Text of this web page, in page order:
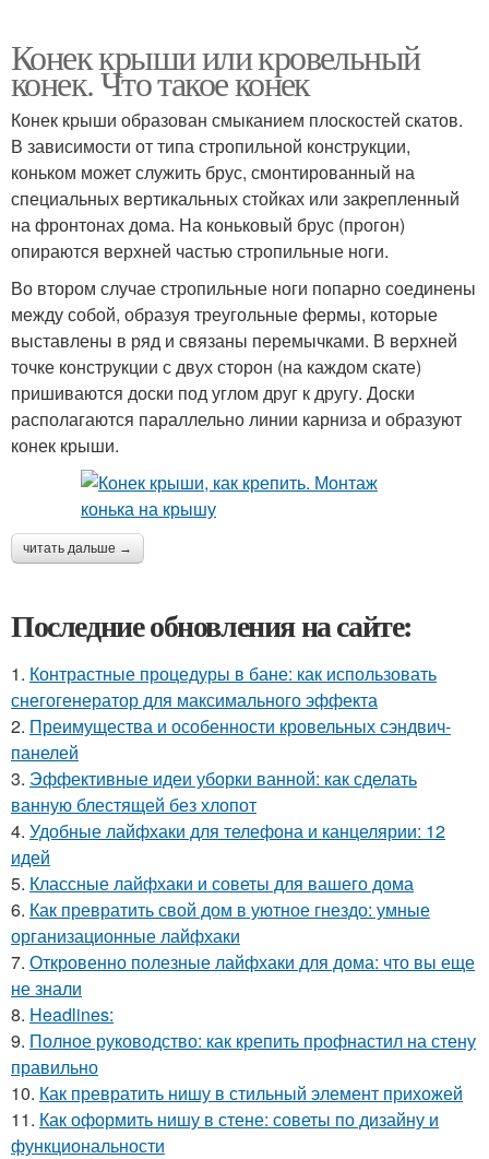
Конек крыши или кровельный
конек. Что такое конек
Конек крыши образован смыканием плоскостей скатов.
В зависимости от типа стропильной конструкции,
коньком может служить брус, смонтированный на
специальных вертикальных стойках или закрепленный
на фронтонах дома. На коньковый брус (прогон)
опираются верхней частью стропильные ноги.
Во втором случае стропильные ноги попарно соединены
между собой, образуя треугольные фермы, которые
выставлены в ряд и связаны перемычками. В верхней
точке конструкции с двух сторон (на каждом скате)
пришиваются доски под углом друг к другу. Доски
располагаются параллельно линии карниза и образуют
конек крыши.
читать дальше →
Последние обновления на сайте:
1. Контрастные процедуры в бане: как использовать
снегогенератор для максимального эффекта
2. Преимущества и особенности кровельных сэндвич-
панелей
3. Эффективные идеи уборки ванной: как сделать
ванную блестящей без хлопот
4. Удобные лайфхаки для телефона и канцелярии: 12
идей
5. Классные лайфхаки и советы для вашего дома
6. Как превратить свой дом в уютное гнездо: умные
организационные лайфхаки
7. Откровенно полезные лайфхаки для дома: что вы еще
не знали
8. Headlines:
9. Полное руководство: как крепить профнастил на стену
правильно
10. Как превратить нишу в стильный элемент прихожей
11. Как оформить нишу в стене: советы по дизайну и
функциональности